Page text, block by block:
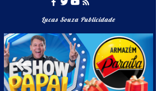
Lucas Souza Publicidade